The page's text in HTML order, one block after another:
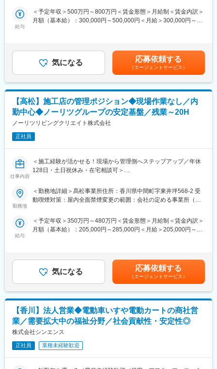
を目安に長期の育成スパンを考えており、スキルアップを力強く
サポートする環境です。
なネットワークを駆使して営業～納入までの業務を担えるのは、
商社ならではの醍醐味です。
商社機能とエンジニアリング力を併せ持つ当社。課題解決型の提
案で顧客価値を創出し、技術力とネットワークを強みに多様な業
界で活躍できる環境です。
▼当社グループのHPもぜひご覧ください▼
https://www.tsubaki.co.jp/ja/
変更の範囲：会社の定める業務
経営者視点で組織運営や事業改善を推進し、農業事業の成長と安
定運営を支える重要なポジションです。
導入研修、階層別研修、eラーニング、資格取得支援制度などを活
用し、段階的に知識とスキルを身につけられる環境です。
・現場メンバーとの1on1面談や会議運営を通じた組織マネジメン
ト
・年間経営計画の策定支援、予算管理、実績分析および改善施策
の立案
<ゆくゆくお任せする業務>
・業務プロセス改善や設備投資の検討および推進
・事業拡大や生産性向上に向けた計画立案と実行
■組織構成：
現地では7名のスタッフと連携しながら事業を運営しています。
あり、現場と本社が連携しながら課題解決に取り組んでいます。
※出向先ついて：
事業内容：農作業（麦、飼料作物、水稲）、作業受託
業全体の責任者や経営幹部候補として活躍いただくことを期待し
ています。
■企業の特徴：
シモダL＆C株式会社は百年企業として培った経営基盤を持ち、新
たな農業事業にも取り組んでいます。
資格取得支援や研修制度など人材育成にも力を入れており、長期
的な視点で成長を支援しています。
給与
＜予定年収＞500万円～800万円＜賃金形態＞月給制＜賃金内訳＞
月額（基本給）：300,000円～500,000円＜月給＞300,000円～
気になる 応募依頼する
（エージェントサービス）
【高松】施工店の管理ポジション◆現場作業なし／内
勤中心◆ノーリツグループの安定基盤／残業～20H
ノーリツリビングクリエイト株式会社
正社員
仕事内容
＜施工経験が活かせる！現場から管理側へステップアップ／年休
128日・土日祝休み・在宅相談可＞
＼おすすめポイント／
◎東証プライム上場グループの安定基盤
◎施工経験を活かして内勤中心へキャリアチェンジ可能
■業務内容
実際に工事を行うのではなく、施工品質や進捗を管理し、円滑な
施工体制を構築する“司令塔”の役割です。
これまでの経験や知識を活かし、無理のない働き方で長期的にご
活躍いただけます。
■業務詳細
・協力施工店との現場打合せ、工事内容の確認
・施工スケジュール・進捗管理
・施工品質のチェック、改善提案
・協力施工店との関係構築、体制整備
勤務地
＜勤務地詳細＞髙松事業所住所：香川県中間町字東井坪568-2 受
動喫煙対策：屋内全面禁煙変更の範囲：会社の定める事業所（リ
給与
＜予定年収＞350万円～480万円＜賃金形態＞月給制＜賃金内訳＞
月額（基本給）：205,000円～285,000円＜月給＞205,000円～
与＋各種手当）536万円／40代前半・入社10年・全国転勤有・役
職あり（月給31万円＋賞与＋各種手当）賃金はあくまでも目安の
金額であり、選考を通じて上下する可能性があります。月給(月額)
は固定手当を含めた表記です。
気になる 応募依頼する
（エージェントサービス）
【香川】法人営業◆電動車いすや電動カートの商社営
業／需要拡大中の福祉分野／社会貢献性・安定性◎
株式会社シンエンス
正社員 業種未経験歓迎